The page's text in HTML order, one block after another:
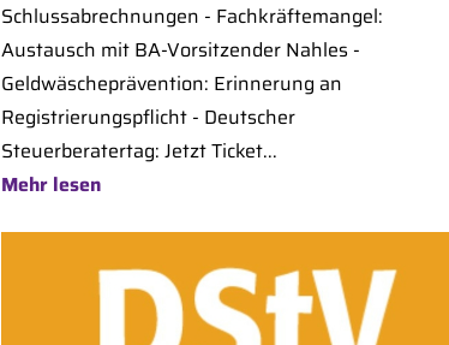
Schlussabrechnungen - Fachkräftemangel:
Austausch mit BA-Vorsitzender Nahles -
Geldwäscheprävention: Erinnerung an
Registrierungspflicht - Deutscher
Steuerberatertag: Jetzt Ticket...
Mehr lesen